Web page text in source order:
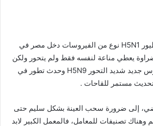
وذكر أن إنفلونزا الطيور H5N1 نوع من الفيروسات دخل مصر في
الضراوة يعطي مناعة لنفسه فقط ولم يتحور ولكن
في 2016 دخل فيروس جديد شديد التحور H5N9 وحدث تطور في
تحديث مستمر للقاحات .
إلى ضرورة سحب العينة بشكل سليم حتى
وهناك تصنيفات للمعامل، فالمعمل الكبير لابد